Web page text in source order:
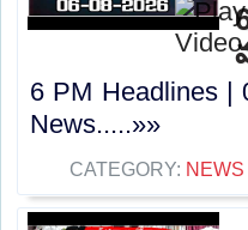
6 PM Headlines
News.....»»
CATEGORY: NEWS